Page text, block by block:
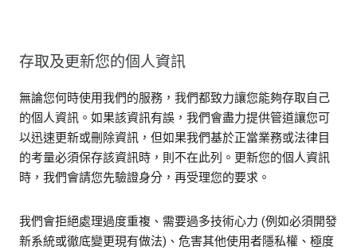
存取及更新您的個人資訊
無論您何時使用我們的服務，我們都致力讓您能夠存取自己
的個人資訊。如果該資訊有誤，我們會盡力提供管道讓您可
以迅速更新或刪除資訊，但如果我們基於正當業務或法律目
的考量必須保存該資訊時，則不在此列。更新您的個人資訊
時，我們會請您先驗證身分，再受理您的要求。
我們會拒絕處理過度重複、需要過多技術心力 (例如必須開發
新系統或徹底變更現有做法)、危害其他使用者隱私權、極度